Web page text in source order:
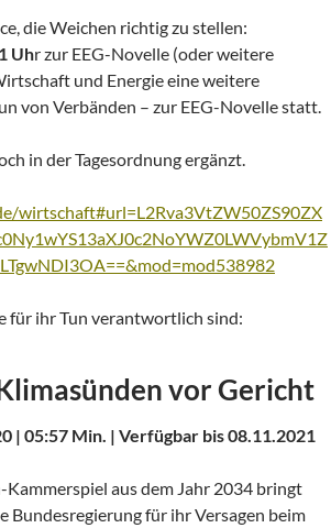
die Weichen richtig zu stellen:
Uhr zur EEG-Novelle (oder weitere
und Energie eine weitere
von Verbänden – zur EEG-Novelle statt.
in der Tagesordnung ergänzt.
wirtschaft#url=L2Rva3VtZW50ZS90ZX
für ihr Tun verantwortlich sind:
vor Gericht
| 05:57 Min. | Verfügbar bis 08.11.2021
Kammerspiel aus dem Jahr 2034 bringt
Bundesregierung für ihr Versagen beim